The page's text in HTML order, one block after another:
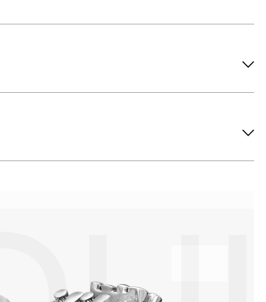
или замшевой салфеткой.